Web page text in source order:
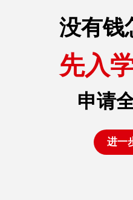
没有钱
先入
申请
进一